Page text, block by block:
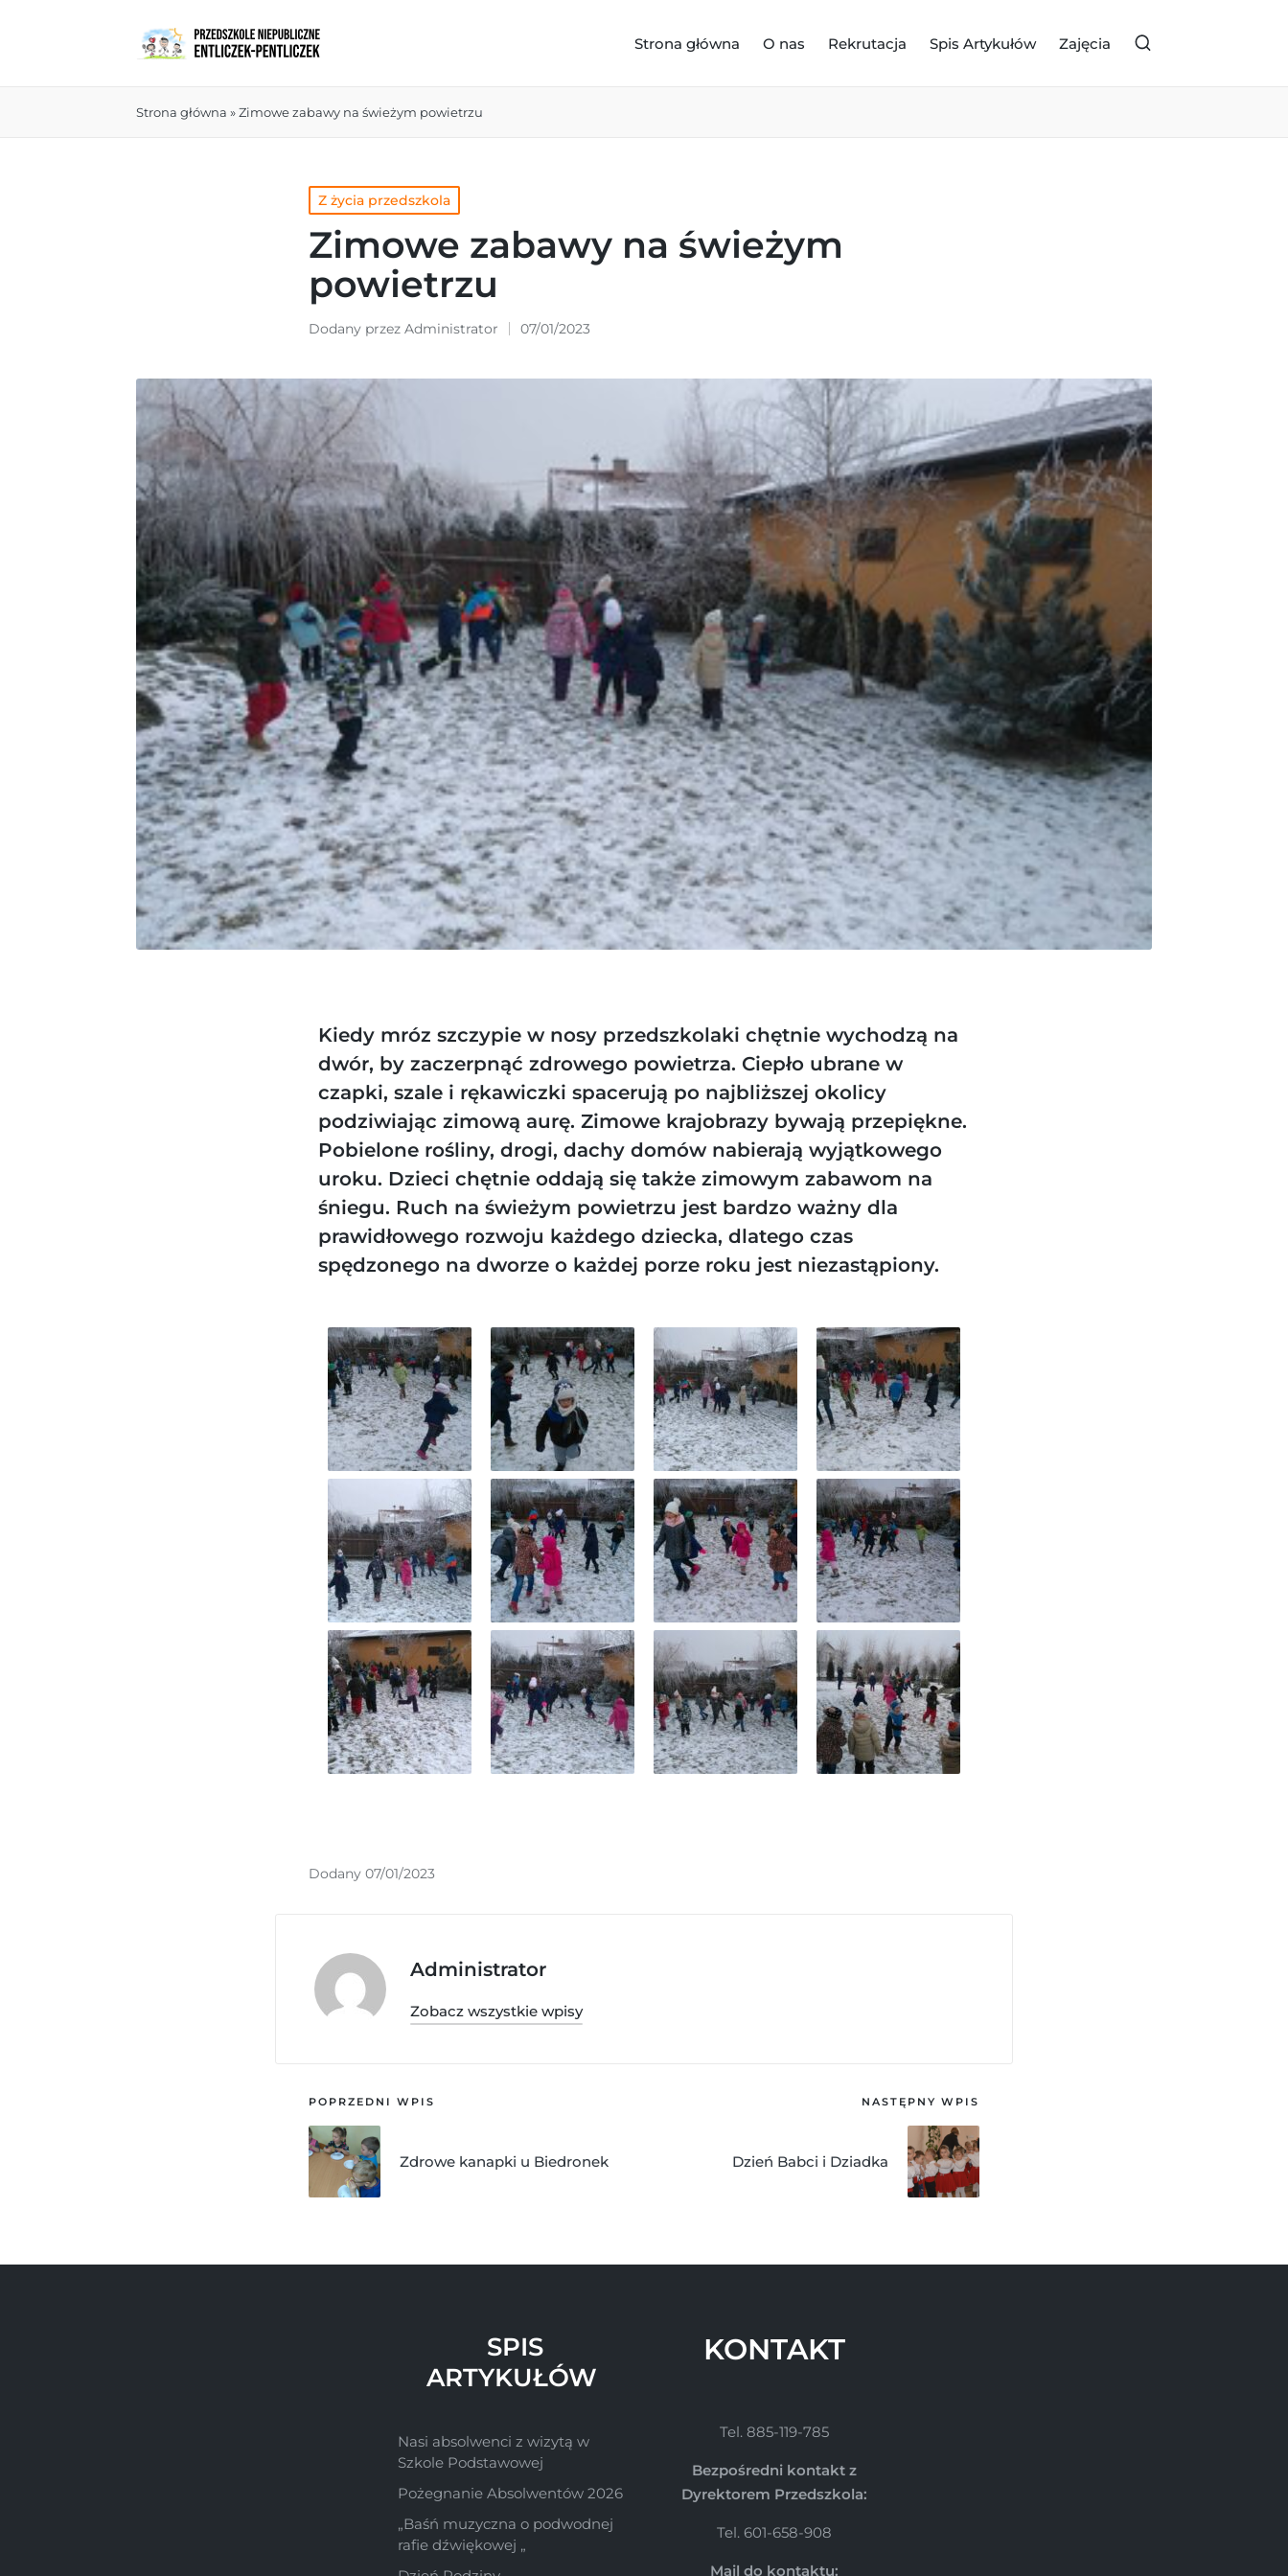
Strona główna O nas Rekrutacja Spis Artykułów Zajęcia
Strona główna »Zimowe zabawy na świeżym powietrzu
Z życia przedszkola
Zimowe zabawy na świeżym
powietrzu
Dodany przez Administrator 07/01/2023
Kiedy mróz szczypie w nosy przedszkolaki chętnie wychodzą na
dwór, by zaczerpnąć zdrowego powietrza. Ciepło ubrane w
czapki, szale i rękawiczki spacerują po najbliższej okolicy
podziwiając zimową aurę. Zimowe krajobrazy bywają przepiękne.
Pobielone rośliny, drogi, dachy domów nabierają wyjątkowego
uroku. Dzieci chętnie oddają się także zimowym zabawom na
śniegu. Ruch na świeżym powietrzu jest bardzo ważny dla
prawidłowego rozwoju każdego dziecka, dlatego czas
spędzonego na dworze o każdej porze roku jest niezastąpiony.
Dodany 07/01/2023
Administrator
Zobacz wszystkie wpisy
POPRZEDNI WPIS
Zdrowe kanapki u Biedronek
NASTĘPNY WPIS
Dzień Babci i Dziadka
SPIS
ARTYKUŁÓW
Nasi absolwenci z wizytą w
Szkole Podstawowej
Pożegnanie Absolwentów 2026
„Baśń muzyczna o podwodnej
rafie dźwiękowej „
KONTAKT
Tel. 885-119-785
Bezpośredni kontakt z
Dyrektorem Przedszkola:
Tel. 601-658-908
Mail do kontaktu: